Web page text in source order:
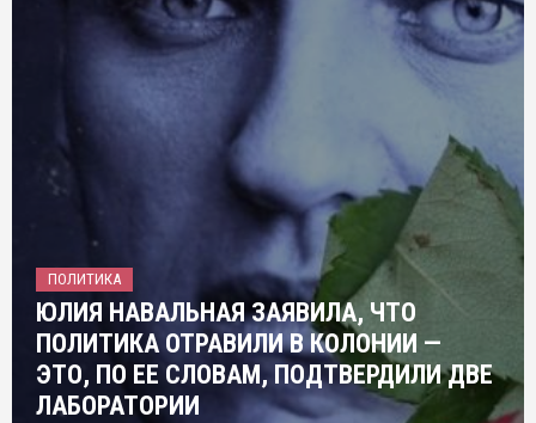
ПОЛИТИКА
ЮЛИЯ НАВАЛЬНАЯ ЗАЯВИЛА, ЧТО
ПОЛИТИКА ОТРАВИЛИ В КОЛОНИИ —
ЭТО, ПО ЕЕ СЛОВАМ, ПОДТВЕРДИЛИ ДВЕ
ЛАБОРАТОРИИ